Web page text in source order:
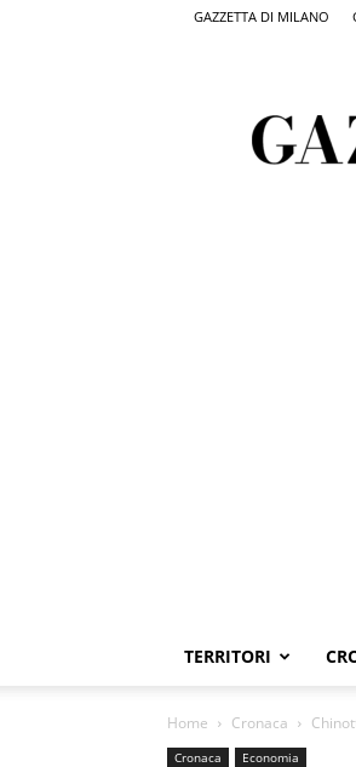
GAZZETTA DI MILANO
TERRITORI
Home Cronaca
Cronaca Economia